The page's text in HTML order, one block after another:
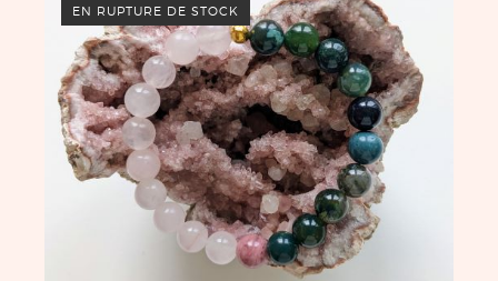
EN RUPTURE DE STOCK